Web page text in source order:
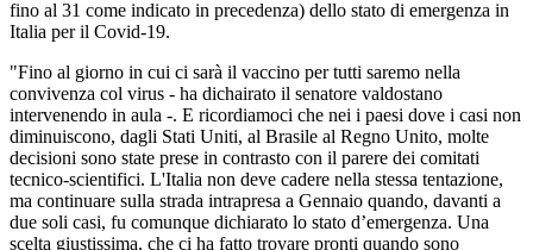
fino al 31 come indicato in precedenza) dello stato di emergenza in
Italia per il Covid-19.
"Fino al giorno in cui ci sarà il vaccino per tutti saremo nella
convivenza col virus - ha dichairato il senatore valdostano
intervenendo in aula -. E ricordiamoci che nei i paesi dove i casi non
diminuiscono, dagli Stati Uniti, al Brasile al Regno Unito, molte
decisioni sono state prese in contrasto con il parere dei comitati
tecnico-scientifici. L'Italia non deve cadere nella stessa tentazione,
ma continuare sulla strada intrapresa a Gennaio quando, davanti a
due soli casi, fu comunque dichiarato lo stato d’emergenza. Una
scelta giustissima, che ci ha fatto trovare pronti quando sono